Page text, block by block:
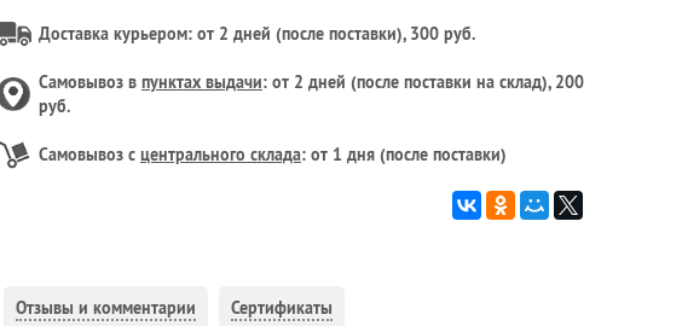
Доставка курьером: от 2 дней (после поставки), 300 руб.
Самовывоз в пунктах выдачи: от 2 дней (после поставки на склад), 200
руб.
Самовывоз с центрального склада: от 1 дня (после поставки)
Отзывы и комментарии Сертификаты